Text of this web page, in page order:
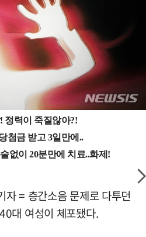
자 = 층간소음 문제로 다투던
대 여성이 체포됐다.